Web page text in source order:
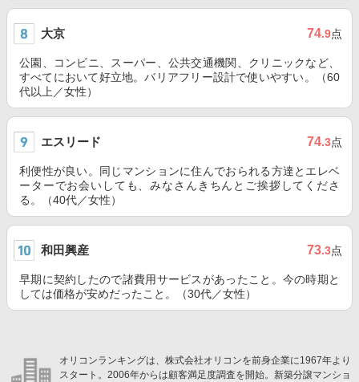
大京 74.9点
公園、コンビニ、スーパー、公共交通機関、クリニックなど、
すべてにおいて好立地。バリアフリー設計で使いやすい。（60
代以上／女性）
エスリード 74.3点
利便性が良い。同じマンションに住んでおられる方達とエレベ
ーターでお会いしても、みなさんきちんとご挨拶してくださ
る。（40代／女性）
和田興産 73.3点
早期に契約したので諸費用サービスがあったこと。今の時期と
しては価格が安めだったこと。（30代／女性）
オリコンランキングは、株式会社オリコンを前身企業に1967年より
スタート。2006年からは顧客満足度調査を開始。新築分譲マンショ